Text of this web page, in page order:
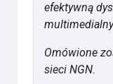
efektywną
Omówione
sieci NGN.